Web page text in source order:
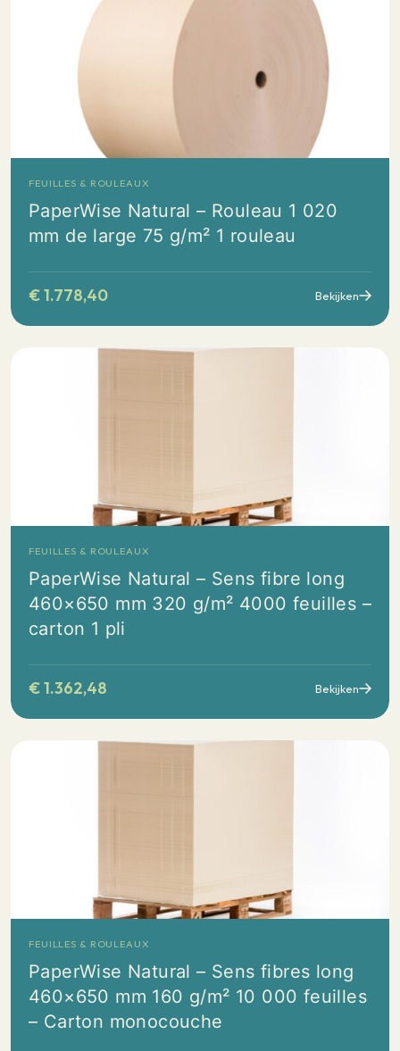
FEUILLES & ROULEAUX
PaperWise Natural – Rouleau 1 020
mm de large 75 g/m² 1 rouleau
€1.778,40 Bekijken
FEUILLES & ROULEAUX
PaperWise Natural – Sens fibre long
460×650 mm 320 g/m² 4000 feuilles –
carton 1 pli
€1.362,48 Bekijken
FEUILLES & ROULEAUX
PaperWise Natural – Sens fibres long
460×650 mm 160 g/m² 10 000 feuilles
– Carton monocouche